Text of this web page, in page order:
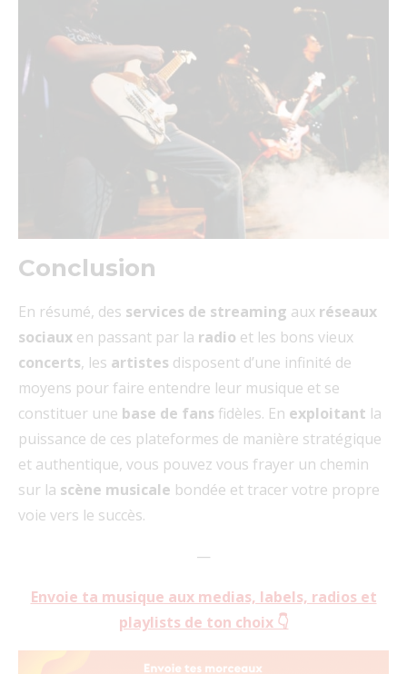
Conclusion
En résumé, des services de streaming aux réseaux
sociaux en passant par la radio et les bons vieux
concerts, les artistes disposent d’une infinité de
moyens pour faire entendre leur musique et se
constituer une base de fans fidèles. En exploitant la
puissance de ces plateformes de manière stratégique
et authentique, vous pouvez vous frayer un chemin
sur la scène musicale bondée et tracer votre propre
voie vers le succès.
—
Envoie ta musique aux medias, labels, radios et
playlists de ton choix 👇